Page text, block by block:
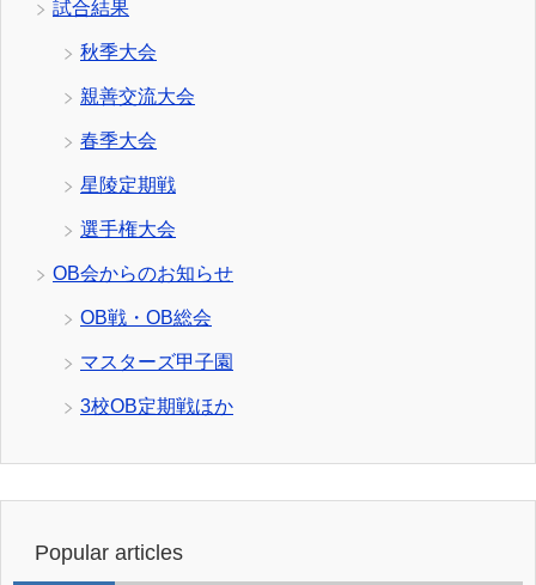
試合結果
秋季大会
親善交流大会
春季大会
星陵定期戦
選手権大会
OB会からのお知らせ
OB戦・OB総会
マスターズ甲子園
3校OB定期戦ほか
Popular articles